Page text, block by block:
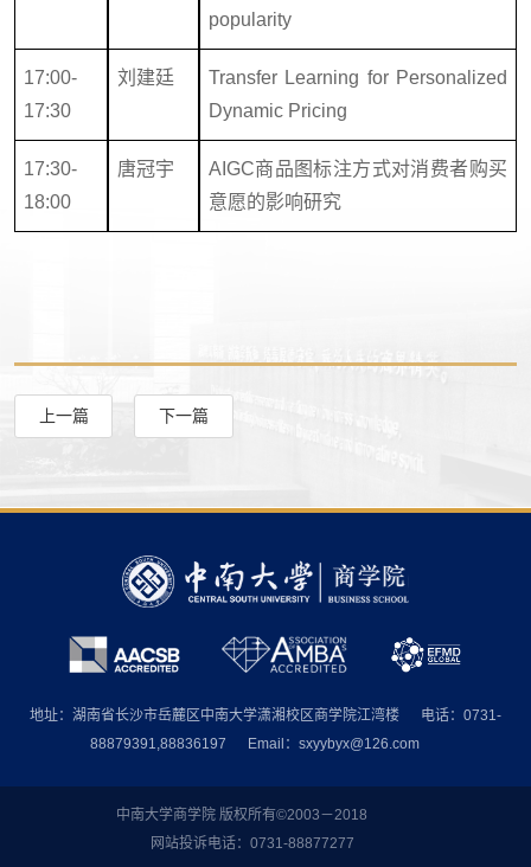
popularity
17:00-
17:30
刘建廷
Transfer Learning for Personalized
Dynamic Pricing
17:30-
18:00
唐冠宇
AIGC商品图标注方式对消费者购买
意愿的影响研究
上一篇 下一篇
地址：湖南省长沙市岳麓区中南大学潇湘校区商学院江湾楼
电话：0731-
88879391,88836197
Email：sxyybyx@126.com
中南大学商学院 版权所有©2003－2018
网站投诉电话：0731-88877277